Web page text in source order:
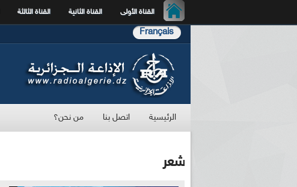
القناة الأولى القناة الثانية القناة الثالثة
Français
الرئيسية اتصل بنا من نحن؟
شعر